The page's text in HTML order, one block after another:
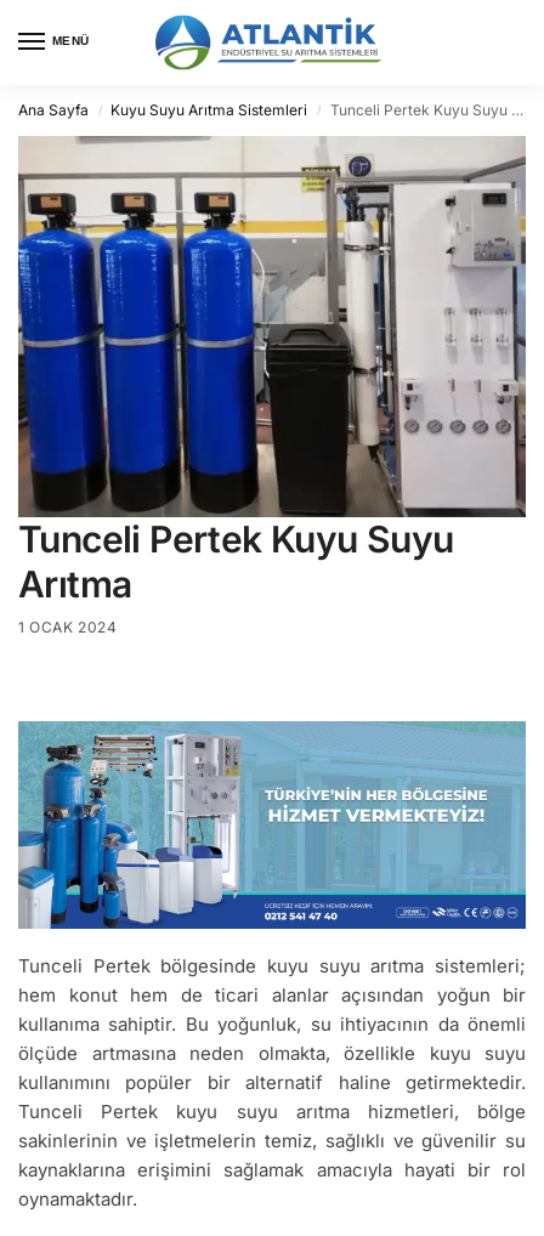
MENÜ
Ana Sayfa / Kuyu Suyu Arıtma Sistemleri / Tunceli Pertek Kuyu Suyu Arıtma
Tunceli Pertek Kuyu Suyu
Arıtma
1 OCAK 2024
Tunceli Pertek bölgesinde kuyu suyu arıtma sistemleri;
hem konut hem de ticari alanlar açısından yoğun bir
kullanıma sahiptir. Bu yoğunluk, su ihtiyacının da önemli
ölçüde artmasına neden olmakta, özellikle kuyu suyu
kullanımını popüler bir alternatif haline getirmektedir.
Tunceli Pertek kuyu suyu arıtma hizmetleri, bölge
sakinlerinin ve işletmelerin temiz, sağlıklı ve güvenilir su
kaynaklarına erişimini sağlamak amacıyla hayati bir rol
oynamaktadır.